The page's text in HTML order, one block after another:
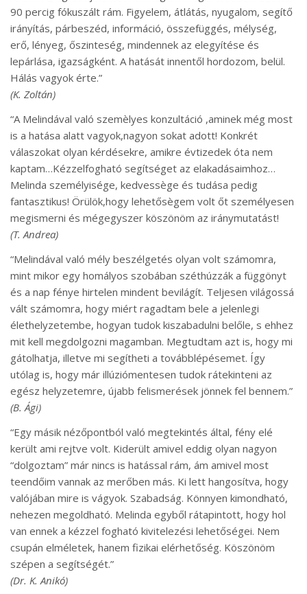
90 percig fókuszált rám. Figyelem, átlátás, nyugalom, segítő
irányítás, párbeszéd, információ, összefüggés, mélység,
erő, lényeg, őszinteség, mindennek az elegyítése és
lepárlása, igazságként. A hatását innentől hordozom, belül.
Hálás vagyok érte.”
(K. Zoltán)
“A Melindával való szemèlyes konzultáció ,aminek még most
is a hatása alatt vagyok,nagyon sokat adott! Konkrét
válaszokat olyan kérdésekre, amikre évtizedek óta nem
kaptam…Kézzelfogható segítséget az elakadásaimhoz…
Melinda személyisége, kedvessège és tudása pedig
fantasztikus! Örülök,hogy lehetősègem volt őt személyesen
megismerni és mégegyszer köszönöm az iránymutatást!
(T. Andrea)
“Melindával való mély beszélgetés olyan volt számomra,
mint mikor egy homályos szobában széthúzzák a függönyt
és a nap fénye hirtelen mindent bevilágít. Teljesen világossá
vált számomra, hogy miért ragadtam bele a jelenlegi
élethelyzetembe, hogyan tudok kiszabadulni belőle, s ehhez
mit kell megdolgozni magamban. Megtudtam azt is, hogy mi
gátolhatja, illetve mi segítheti a továbblépésemet. Így
utólag is, hogy már illúziómentesen tudok rátekinteni az
egész helyzetemre, újabb felismerések jönnek fel bennem.”
(B. Ági)
“Egy másik nézőpontból való megtekintés által, fény elé
került ami rejtve volt. Kiderült amivel eddig olyan nagyon
“dolgoztam” már nincs is hatással rám, ám amivel most
teendőim vannak az merőben más. Ki lett hangosítva, hogy
valójában mire is vágyok. Szabadság. Könnyen kimondható,
nehezen megoldható. Melinda egyből rátapintott, hogy hol
van ennek a kézzel fogható kivitelezési lehetőségei. Nem
csupán elméletek, hanem fizikai elérhetőség. Köszönöm
szépen a segítségét.”
(Dr. K. Anikó)